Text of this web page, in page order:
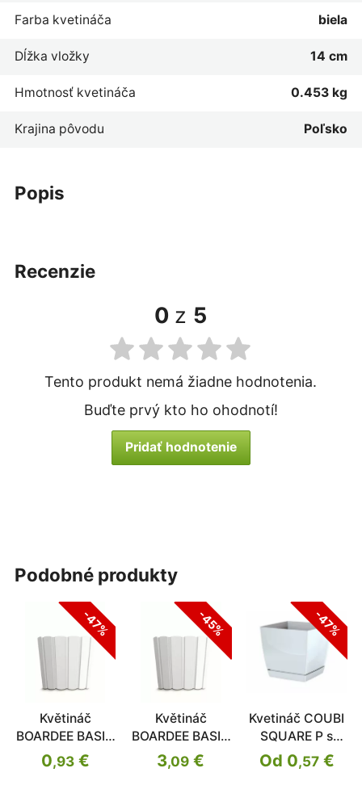
popis
Farba kvetináča biela
Dĺžka vložky 14 cm
Hmotnosť kvetináča 0.453 kg
Krajina pôvodu Poľsko
recenzie
0 z 5
Tento produkt nemá žiadne hodnotenia.
Buďte prvý kto ho ohodnotí!
Pridať hodnotenie
podobné produkty
-47%
Květináč
BOARDEE BASIC
bílý 23,9cm
0,93€
-45%
Květináč
BOARDEE BASIC
bílý 28,5cm
3,09 €
-47%
Kvetináč COUBI
SQUARE P s
miskou
Od 0,57€